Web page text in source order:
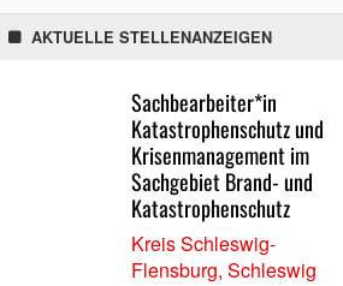
AKTUELLE STELLENANZEIGEN
Sachbearbeiter*in
Katastrophenschutz und
Krisenmanagement im
Sachgebiet Brand- und
Katastrophenschutz
Kreis Schleswig-
Flensburg, Schleswig